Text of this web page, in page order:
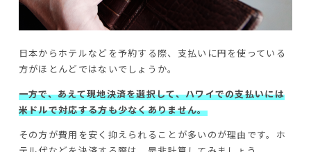
日本からホテルなどを予約する際、支払いに円を使っている
方がほとんどではないでしょうか。
一方で、あえて現地決済を選択して、ハワイでの支払いには
米ドルで対応する方も少なくありません。
その方が費用を安く抑えられることが多いのが理由です。ホ